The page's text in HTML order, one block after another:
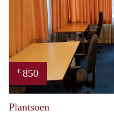
€ 850
Plantsoen